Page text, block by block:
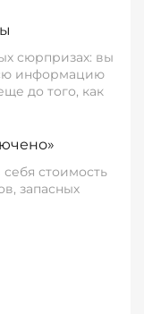
сюрпризах: вы
информацию
до того, как
стоимость
запасных